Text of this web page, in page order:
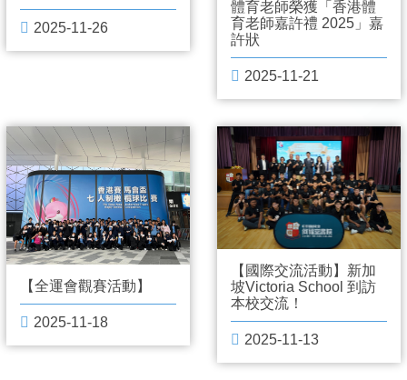
2025-11-26
體育老師榮獲「香港體
育老師嘉許禮 2025」嘉
許狀
2025-11-21
【全運會觀賽活動】
2025-11-18
【國際交流活動】新加
坡Victoria School 到訪
本校交流！
2025-11-13